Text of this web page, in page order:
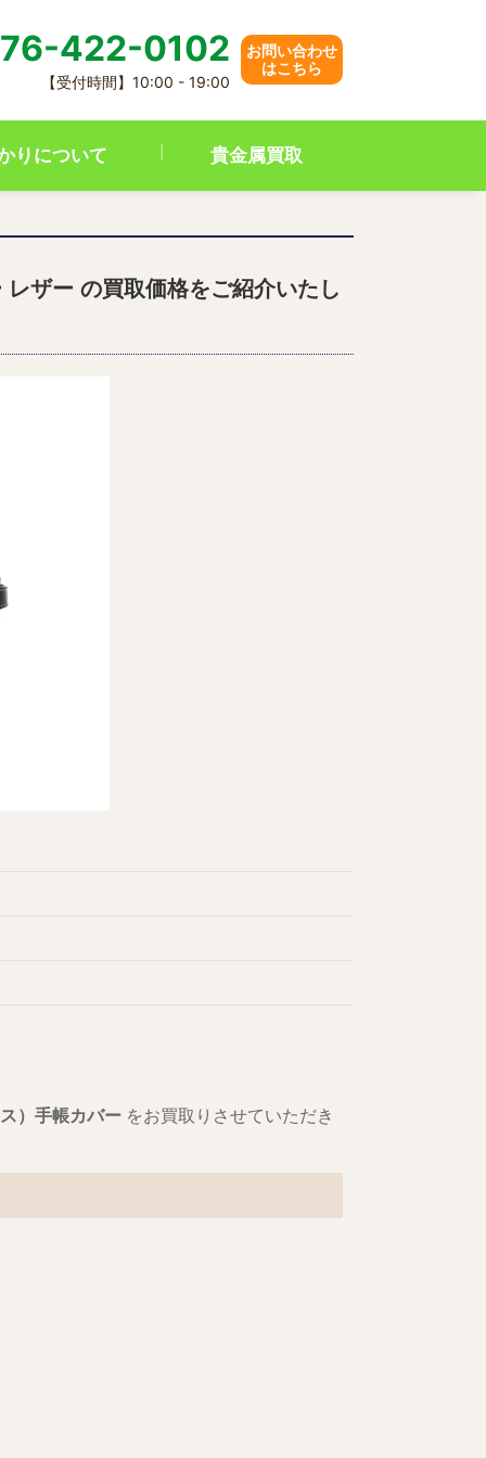
422-0102
【受付時間】10:00 - 19:00
お問い合わせ
はこちら
りについて 貴金属買取
ザー の買取価格をご紹介いたし
）手帳カバー をお買取りさせていただき